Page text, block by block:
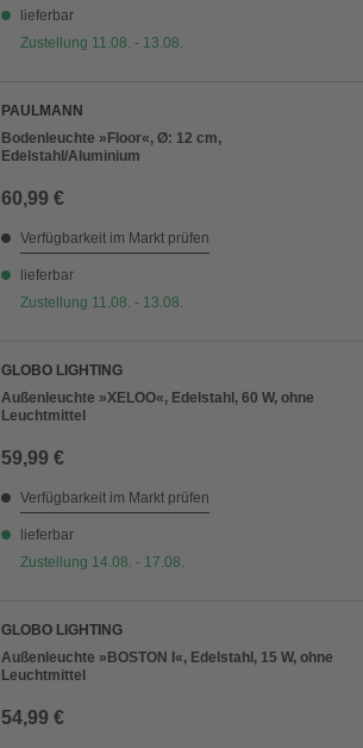
lieferbar
Zustellung 11.08. - 13.08.
PAULMANN
Bodenleuchte »Floor«, Ø: 12 cm,
Edelstahl/Aluminium
60,99 €
Verfügbarkeit im Markt prüfen
lieferbar
Zustellung 11.08. - 13.08.
GLOBO LIGHTING
Außenleuchte »XELOO«, Edelstahl, 60 W, ohne
Leuchtmittel
59,99 €
Verfügbarkeit im Markt prüfen
lieferbar
Zustellung 14.08. - 17.08.
GLOBO LIGHTING
Außenleuchte »BOSTON I«, Edelstahl, 15 W, ohne
Leuchtmittel
54,99 €